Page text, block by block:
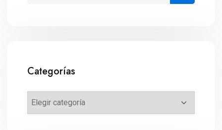
Categorías